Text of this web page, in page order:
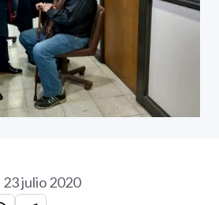
23 julio 2020